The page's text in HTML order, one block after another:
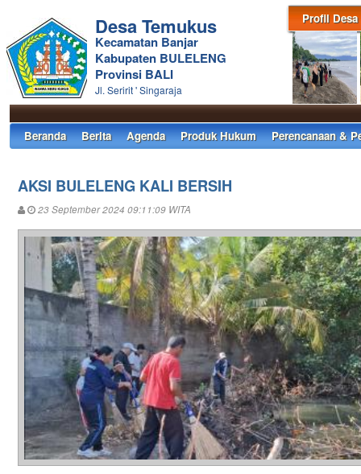
Profil Desa
Desa Temukus
Kecamatan Banjar
Kabupaten BULELENG
Provinsi BALI
Jl. Seririt ' Singaraja
Beranda Berita Agenda Produk Hukum Perencanaan &
AKSI BULELENG KALI BERSIH
23 September 2024 09:11:09 WITA